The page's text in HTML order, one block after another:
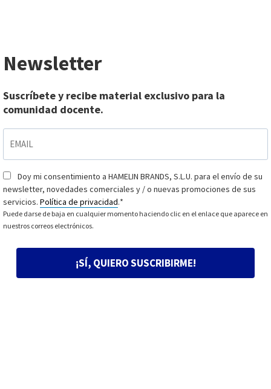
Newsletter
Suscríbete y recibe material exclusivo para la
comunidad docente.
Consentimiento*
Doy mi consentimiento a HAMELIN BRANDS, S.L.U. para el envío de su
newsletter, novedades comerciales y / o nuevas promociones de sus
servicios. Política de privacidad.*
Puede darse de baja en cualquier momento haciendo clic en el enlace que aparece en
nuestros correos electrónicos.